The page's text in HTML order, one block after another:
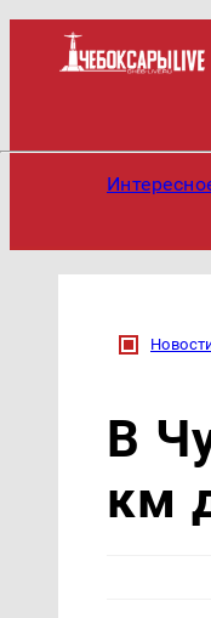
В
км